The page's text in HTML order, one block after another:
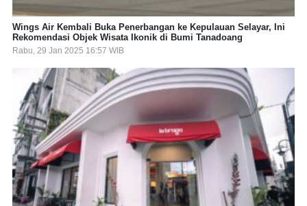
Wings Air Kembali Buka Penerbangan ke Kepulauan Selayar, Ini
Rekomendasi Objek Wisata Ikonik di Bumi Tanadoang
Rabu, 29 Jan 2025 16:57 WIB